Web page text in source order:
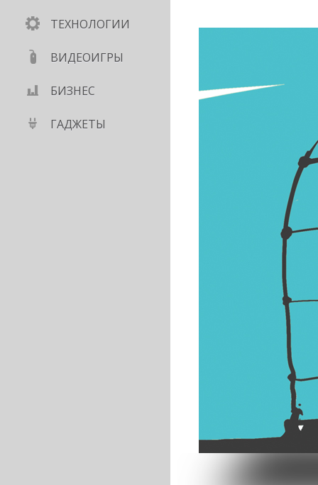
ТЕХНОЛОГИИ
ВИДЕОИГРЫ
БИЗНЕС
ГАДЖЕТЫ